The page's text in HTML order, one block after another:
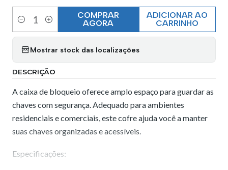
Quantidade
ADICIONAR AO
CARRINHO
COMPRAR
AGORA
Mostrar stock das localizações
DESCRIÇÃO
A caixa de bloqueio oferece amplo espaço para guardar as
chaves com segurança. Adequado para ambientes
residenciais e comerciais, este cofre ajuda você a manter
suas chaves organizadas e acessíveis.
Especificações: